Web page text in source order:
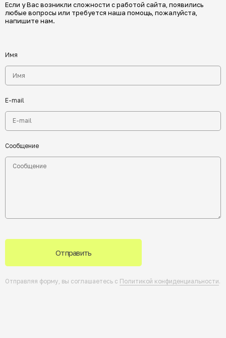
Если у Вас возникли сложности с работой сайта, появились
любые вопросы или требуется наша помощь, пожалуйста,
напишите нам.
Имя
E-mail
Сообщение
Отправить
Отправляя форму, вы соглашаетесь с Политикой конфиденциальности.